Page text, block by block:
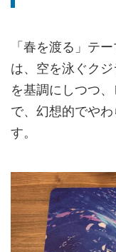
「春を渡る」テ
は、空を泳ぐク
を基調にしつつ
で、幻想的でや
す。